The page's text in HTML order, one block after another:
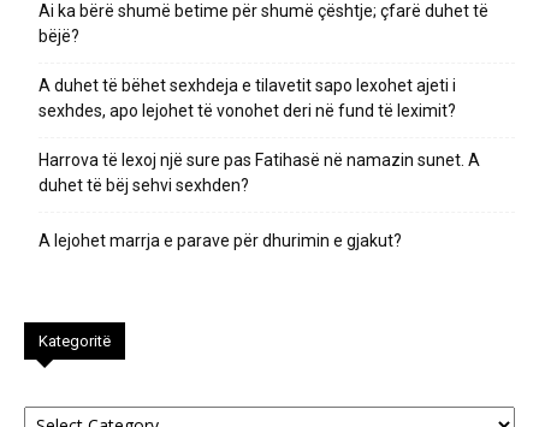
Ai ka bërë shumë betime për shumë çështje; çfarë duhet të
bëjë?
A duhet të bëhet sexhdeja e tilavetit sapo lexohet ajeti i
sexhdes, apo lejohet të vonohet deri në fund të leximit?
Harrova të lexoj një sure pas Fatihasë në namazin sunet. A
duhet të bëj sehvi sexhden?
A lejohet marrja e parave për dhurimin e gjakut?
Kategoritë
Kategoritë